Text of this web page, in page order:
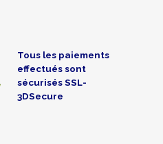
Tous les paiements
effectués sont
sécurisés SSL-
3DSecure